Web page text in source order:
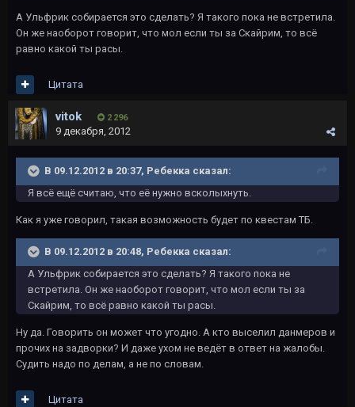
А Ульфрик собирается это сделать? Я такого пока не встретила.
Он же наоборот говорит, что мол если ты за Скайрим, то всё
равно какой ты расы.
Цитата
vitok 2 296
9 декабря, 2012
В 09.12.2012 в 20:37, Ребекка сказал:
Я всё ещё считаю, что её нужно всколыхнуть.
Как я уже говорил, такая возможность будет по квестам ТБ.
В 09.12.2012 в 20:48, Ребекка сказал:
А Ульфрик собирается это сделать? Я такого пока не
встретила. Он же наоборот говорит, что мол если ты за
Скайрим, то всё равно какой ты расы.
Ну да. Говорить он может что угодно. А кто выселил данмеров и
прочих на задворки? И даже ухом не ведёт в ответ на жалобы.
Судить надо по делам, а не по словам.
Цитата